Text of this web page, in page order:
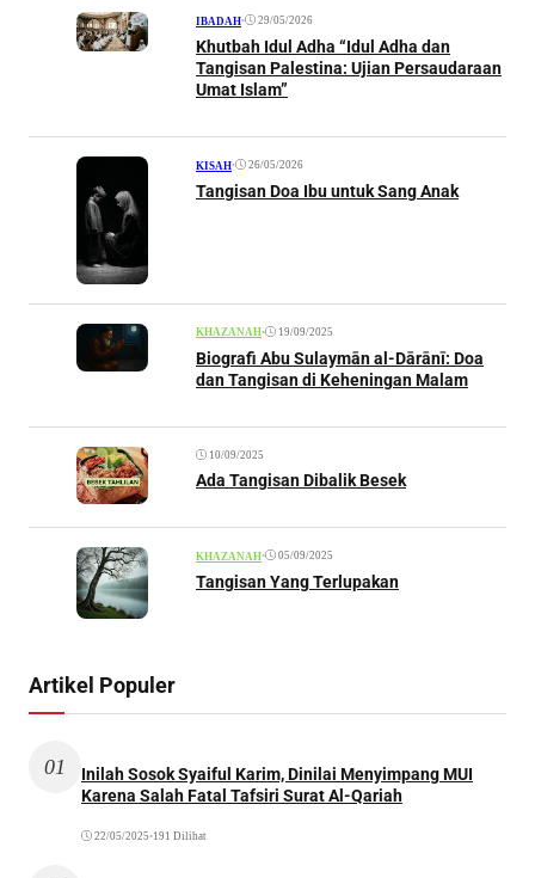
IBADAH• 29/05/2026
Khutbah Idul Adha “Idul Adha dan
Tangisan Palestina: Ujian Persaudaraan
Umat Islam”
KISAH• 26/05/2026
Tangisan Doa Ibu untuk Sang Anak
KHAZANAH• 19/09/2025
Biografi Abu Sulaymān al-Dārānī: Doa
dan Tangisan di Keheningan Malam
10/09/2025
Ada Tangisan Dibalik Besek
KHAZANAH• 05/09/2025
Tangisan Yang Terlupakan
Artikel Populer
01
Inilah Sosok Syaiful Karim, Dinilai Menyimpang MUI
Karena Salah Fatal Tafsiri Surat Al-Qariah
22/05/2025 •191 Dilihat